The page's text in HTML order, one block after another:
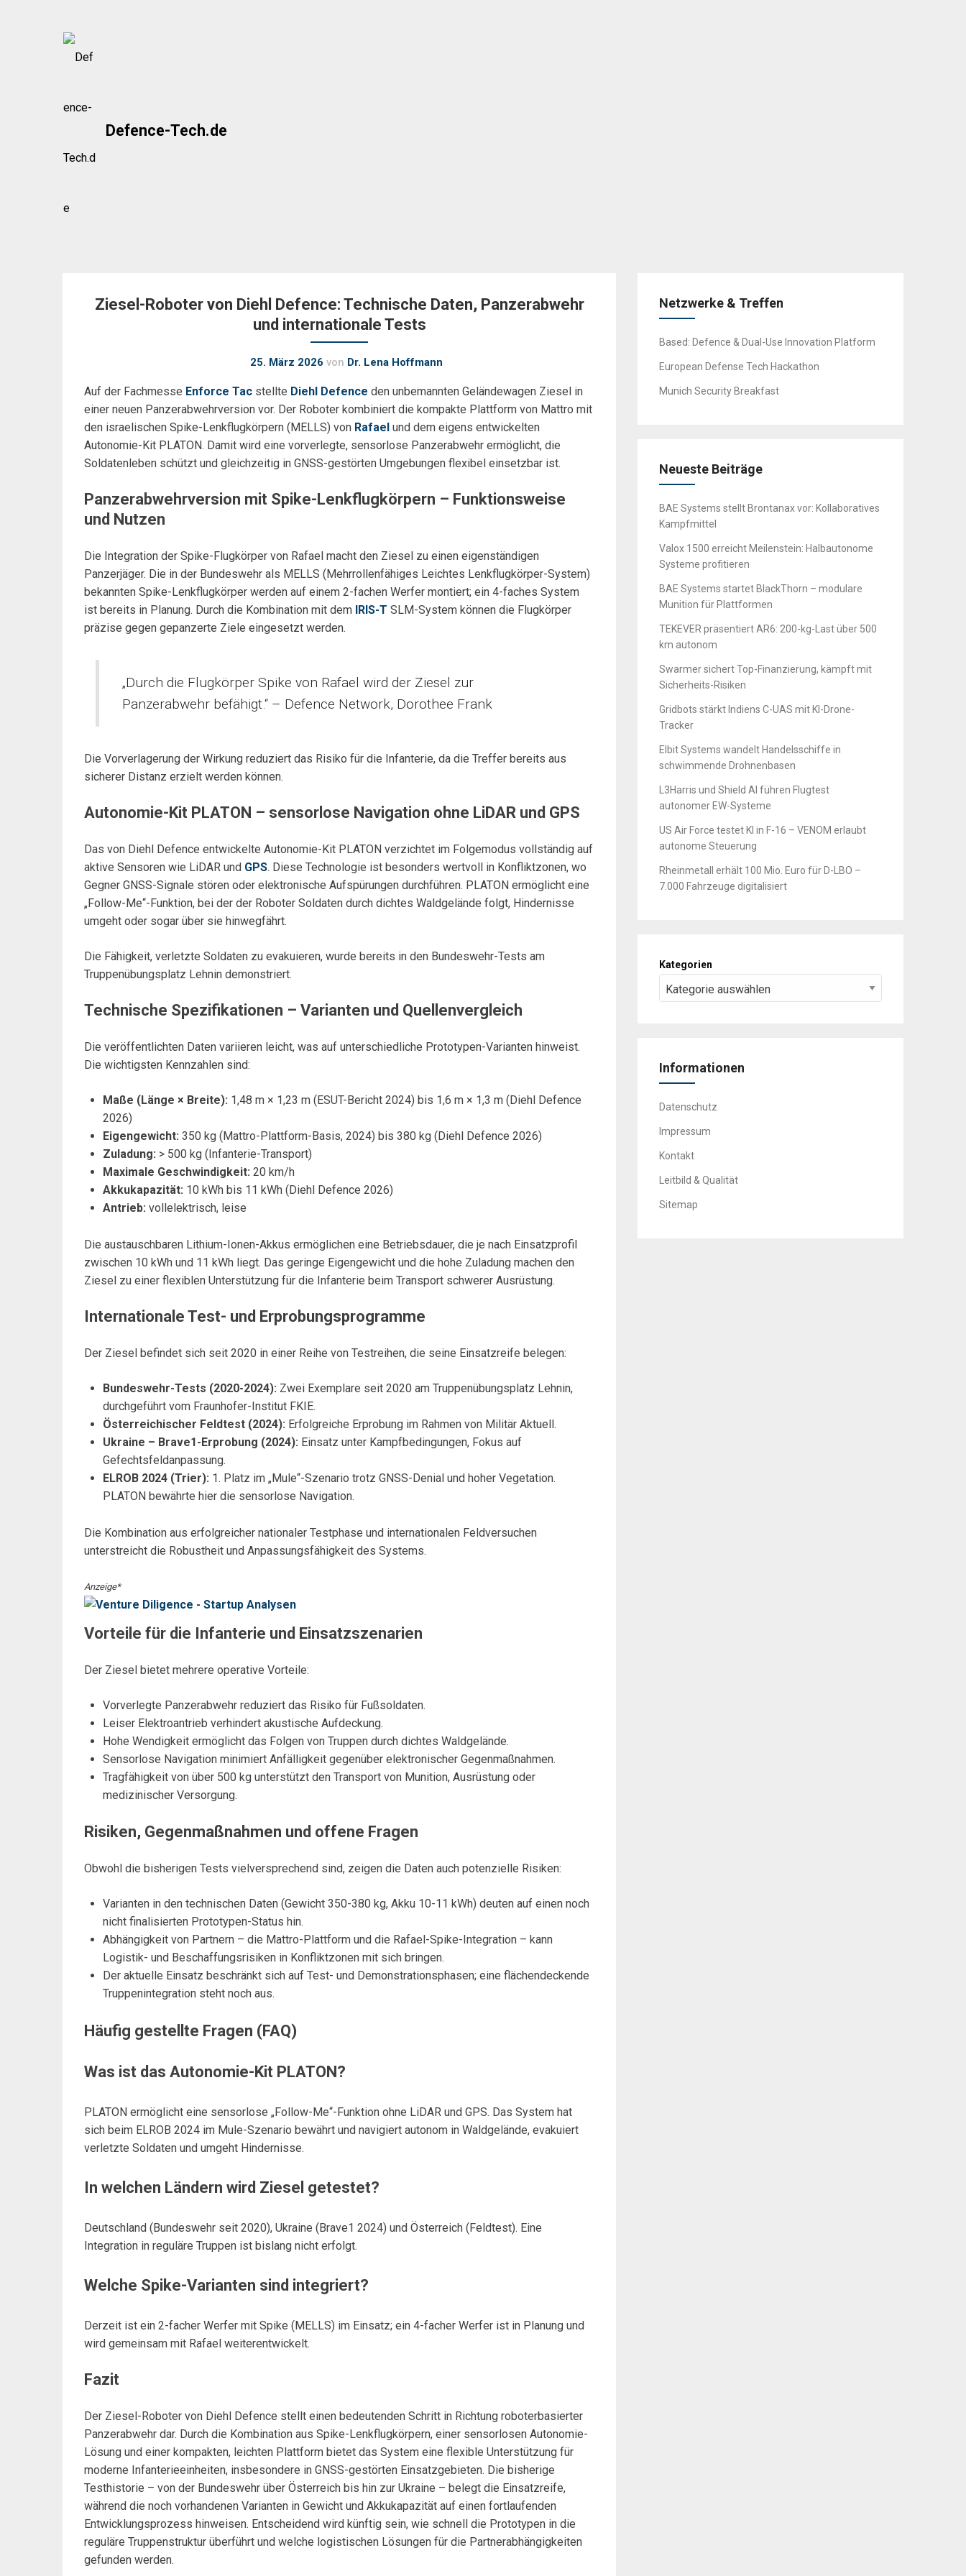
Defence-Tech.de
Ziesel-Roboter von Diehl Defence: Technische Daten, Panzerabwehr
und internationale Tests
25. März 2026 von Dr. Lena Hoffmann
Auf der Fachmesse Enforce Tac stellte Diehl Defence den unbemannten Geländewagen Ziesel in
einer neuen Panzerabwehrversion vor. Der Roboter kombiniert die kompakte Plattform von Mattro mit
den israelischen Spike-Lenkflugkörpern (MELLS) von Rafael und dem eigens entwickelten
Autonomie-Kit PLATON. Damit wird eine vorverlegte, sensorlose Panzerabwehr ermöglicht, die
Soldatenleben schützt und gleichzeitig in GNSS-gestörten Umgebungen flexibel einsetzbar ist.
Panzerabwehrversion mit Spike-Lenkflugkörpern – Funktionsweise
und Nutzen
Die Integration der Spike-Flugkörper von Rafael macht den Ziesel zu einen eigenständigen
Panzerjäger. Die in der Bundeswehr als MELLS (Mehrrollenfähiges Leichtes Lenkflugkörper-System)
bekannten Spike-Lenkflugkörper werden auf einem 2-fachen Werfer montiert; ein 4-faches System
ist bereits in Planung. Durch die Kombination mit dem IRIS-T SLM-System können die Flugkörper
präzise gegen gepanzerte Ziele eingesetzt werden.
„Durch die Flugkörper Spike von Rafael wird der Ziesel zur
Panzerabwehr befähigt.“ – Defence Network, Dorothee Frank
Die Vorverlagerung der Wirkung reduziert das Risiko für die Infanterie, da die Treffer bereits aus
sicherer Distanz erzielt werden können.
Autonomie-Kit PLATON – sensorlose Navigation ohne LiDAR und GPS
Das von Diehl Defence entwickelte Autonomie-Kit PLATON verzichtet im Folgemodus vollständig auf
aktive Sensoren wie LiDAR und GPS. Diese Technologie ist besonders wertvoll in Konfliktzonen, wo
Gegner GNSS-Signale stören oder elektronische Aufspürungen durchführen. PLATON ermöglicht eine
„Follow-Me“-Funktion, bei der der Roboter Soldaten durch dichtes Waldgelände folgt, Hindernisse
umgeht oder sogar über sie hinwegfährt.
Die Fähigkeit, verletzte Soldaten zu evakuieren, wurde bereits in den Bundeswehr-Tests am
Truppenübungsplatz Lehnin demonstriert.
Technische Spezifikationen – Varianten und Quellenvergleich
Die veröffentlichten Daten variieren leicht, was auf unterschiedliche Prototypen-Varianten hinweist.
Die wichtigsten Kennzahlen sind:
Maße (Länge × Breite): 1,48 m × 1,23 m (ESUT-Bericht 2024) bis 1,6 m × 1,3 m (Diehl Defence
2026)
Eigengewicht: 350 kg (Mattro-Plattform-Basis, 2024) bis 380 kg (Diehl Defence 2026)
Zuladung: > 500 kg (Infanterie-Transport)
Maximale Geschwindigkeit: 20 km/h
Akkukapazität: 10 kWh bis 11 kWh (Diehl Defence 2026)
Antrieb: vollelektrisch, leise
Die austauschbaren Lithium-Ionen-Akkus ermöglichen eine Betriebsdauer, die je nach Einsatzprofil
zwischen 10 kWh und 11 kWh liegt. Das geringe Eigengewicht und die hohe Zuladung machen den
Ziesel zu einer flexiblen Unterstützung für die Infanterie beim Transport schwerer Ausrüstung.
Internationale Test- und Erprobungsprogramme
Der Ziesel befindet sich seit 2020 in einer Reihe von Testreihen, die seine Einsatzreife belegen:
Bundeswehr-Tests (2020-2024): Zwei Exemplare seit 2020 am Truppenübungsplatz Lehnin,
durchgeführt vom Fraunhofer-Institut FKIE.
Österreichischer Feldtest (2024): Erfolgreiche Erprobung im Rahmen von Militär Aktuell.
Ukraine – Brave1-Erprobung (2024): Einsatz unter Kampfbedingungen, Fokus auf
Gefechtsfeldanpassung.
ELROB 2024 (Trier): 1. Platz im „Mule“-Szenario trotz GNSS-Denial und hoher Vegetation.
PLATON bewährte hier die sensorlose Navigation.
Die Kombination aus erfolgreicher nationaler Testphase und internationalen Feldversuchen
unterstreicht die Robustheit und Anpassungsfähigkeit des Systems.
Anzeige*
Vorteile für die Infanterie und Einsatzszenarien
Der Ziesel bietet mehrere operative Vorteile:
Vorverlegte Panzerabwehr reduziert das Risiko für Fußsoldaten.
Leiser Elektroantrieb verhindert akustische Aufdeckung.
Hohe Wendigkeit ermöglicht das Folgen von Truppen durch dichtes Waldgelände.
Sensorlose Navigation minimiert Anfälligkeit gegenüber elektronischer Gegenmaßnahmen.
Tragfähigkeit von über 500 kg unterstützt den Transport von Munition, Ausrüstung oder
medizinischer Versorgung.
Risiken, Gegenmaßnahmen und offene Fragen
Obwohl die bisherigen Tests vielversprechend sind, zeigen die Daten auch potenzielle Risiken:
Varianten in den technischen Daten (Gewicht 350-380 kg, Akku 10-11 kWh) deuten auf einen noch
nicht finalisierten Prototypen-Status hin.
Abhängigkeit von Partnern – die Mattro-Plattform und die Rafael-Spike-Integration – kann
Logistik- und Beschaffungsrisiken in Konfliktzonen mit sich bringen.
Der aktuelle Einsatz beschränkt sich auf Test- und Demonstrationsphasen; eine flächendeckende
Truppenintegration steht noch aus.
Häufig gestellte Fragen (FAQ)
Was ist das Autonomie-Kit PLATON?
PLATON ermöglicht eine sensorlose „Follow-Me“-Funktion ohne LiDAR und GPS. Das System hat
sich beim ELROB 2024 im Mule-Szenario bewährt und navigiert autonom in Waldgelände, evakuiert
verletzte Soldaten und umgeht Hindernisse.
In welchen Ländern wird Ziesel getestet?
Deutschland (Bundeswehr seit 2020), Ukraine (Brave1 2024) und Österreich (Feldtest). Eine
Integration in reguläre Truppen ist bislang nicht erfolgt.
Welche Spike-Varianten sind integriert?
Derzeit ist ein 2-facher Werfer mit Spike (MELLS) im Einsatz; ein 4-facher Werfer ist in Planung und
wird gemeinsam mit Rafael weiterentwickelt.
Fazit
Der Ziesel-Roboter von Diehl Defence stellt einen bedeutenden Schritt in Richtung roboterbasierter
Panzerabwehr dar. Durch die Kombination aus Spike-Lenkflugkörpern, einer sensorlosen Autonomie-
Lösung und einer kompakten, leichten Plattform bietet das System eine flexible Unterstützung für
moderne Infanterieeinheiten, insbesondere in GNSS-gestörten Einsatzgebieten. Die bisherige
Testhistorie – von der Bundeswehr über Österreich bis hin zur Ukraine – belegt die Einsatzreife,
während die noch vorhandenen Varianten in Gewicht und Akkukapazität auf einen fortlaufenden
Entwicklungsprozess hinweisen. Entscheidend wird künftig sein, wie schnell die Prototypen in die
reguläre Truppenstruktur überführt und welche logistischen Lösungen für die Partnerabhängigkeiten
gefunden werden.
Netzwerke & Treffen
Based: Defence & Dual-Use Innovation Platform
European Defense Tech Hackathon
Munich Security Breakfast
Neueste Beiträge
BAE Systems stellt Brontanax vor: Kollaboratives
Kampfmittel
Valox 1500 erreicht Meilenstein: Halbautonome
Systeme profitieren
BAE Systems startet BlackThorn – modulare
Munition für Plattformen
TEKEVER präsentiert AR6: 200-kg-Last über 500
km autonom
Swarmer sichert Top-Finanzierung, kämpft mit
Sicherheits-Risiken
Gridbots stärkt Indiens C-UAS mit KI-Drone-
Tracker
Elbit Systems wandelt Handelsschiffe in
schwimmende Drohnenbasen
L3Harris und Shield AI führen Flugtest
autonomer EW-Systeme
US Air Force testet KI in F-16 – VENOM erlaubt
autonome Steuerung
Rheinmetall erhält 100 Mio. Euro für D-LBO –
7.000 Fahrzeuge digitalisiert
Kategorien
Informationen
Datenschutz
Impressum
Kontakt
Leitbild & Qualität
Sitemap